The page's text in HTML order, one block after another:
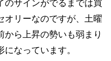
のサインがでるまでは買
オリーなのですが、土曜
から上昇の勢いも弱まり
なっています。